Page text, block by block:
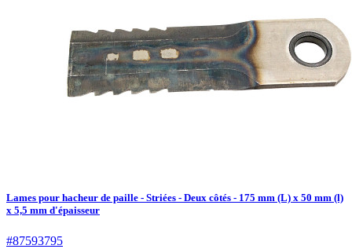
Lames pour hacheur de paille - Striées - Deux côtés - 175 mm (L) x 50 mm (l)
x 5,5 mm d'épaisseur
#87593795